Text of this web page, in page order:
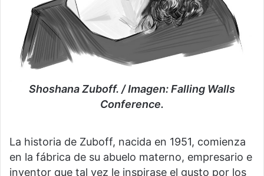
Shoshana Zuboff. / Imagen: Falling Walls
Conference.
La historia de Zuboff, nacida en 1951, comienza
en la fábrica de su abuelo materno, empresario e
inventor que tal vez le inspirase el gusto por los